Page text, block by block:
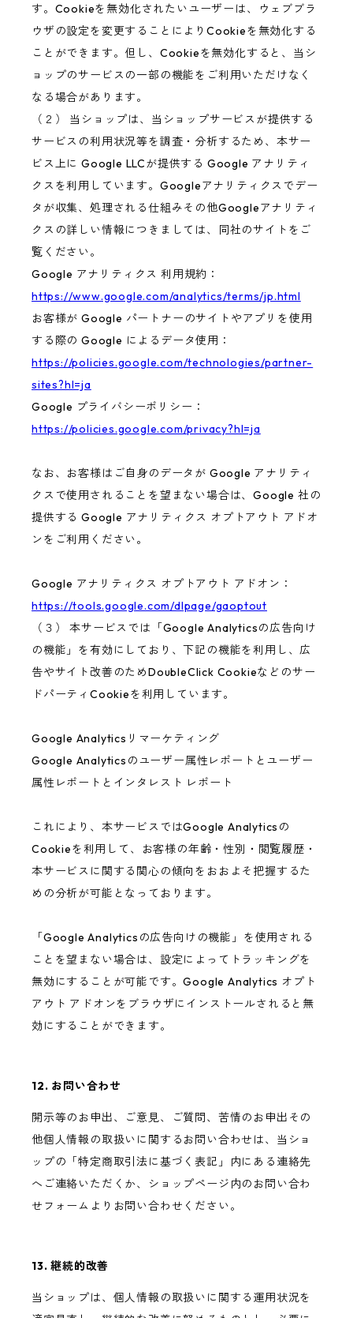
す。Cookieを無効化されたいユーザーは、ウェブブラ
ウザの設定を変更することによりCookieを無効化する
ことができます。但し、Cookieを無効化すると、当シ
ョップのサービスの一部の機能をご利用いただけなく
なる場合があります。
（２） 当ショップは、当ショップサービスが提供する
サービスの利用状況等を調査・分析するため、本サー
ビス上に Google LLCが提供する Google アナリティ
クスを利用しています。Googleアナリティクスでデー
タが収集、処理される仕組みその他Googleアナリティ
クスの詳しい情報につきましては、同社のサイトをご
覧ください。
Google アナリティクス 利用規約：
https://www.google.com/analytics/terms/jp.html
お客様が Google パートナーのサイトやアプリを使用
する際の Google によるデータ使用：
https://policies.google.com/technologies/partner-
sites?hl=ja
Google プライバシーポリシー：
https://policies.google.com/privacy?hl=ja
なお、お客様はご自身のデータが Google アナリティ
クスで使用されることを望まない場合は、Google 社の
提供する Google アナリティクス オプトアウト アドオ
ンをご利用ください。
Google アナリティクス オプトアウト アドオン：
https://tools.google.com/dlpage/gaoptout
（３） 本サービスでは「Google Analyticsの広告向け
の機能」を有効にしており、下記の機能を利用し、広
告やサイト改善のためDoubleClick Cookieなどのサー
ドパーティCookieを利用しています。
Google Analyticsリマーケティング
Google Analyticsのユーザー属性レポートとユーザー
属性レポートとインタレスト レポート
これにより、本サービスではGoogle Analyticsの
Cookieを利用して、お客様の年齢・性別・閲覧履歴・
本サービスに関する関心の傾向をおおよそ把握するた
めの分析が可能となっております。
「Google Analyticsの広告向けの機能」を使用される
ことを望まない場合は、設定によってトラッキングを
無効にすることが可能です。Google Analytics オプト
アウト アドオンをブラウザにインストールされると無
効にすることができます。
12. お問い合わせ
開示等のお申出、ご意見、ご質問、苦情のお申出その
他個人情報の取扱いに関するお問い合わせは、当ショ
ップの「特定商取引法に基づく表記」内にある連絡先
へご連絡いただくか、ショップページ内のお問い合わ
せフォームよりお問い合わせください。
13. 継続的改善
当ショップは、個人情報の取扱いに関する運用状況を